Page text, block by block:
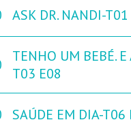
ASK DR. NANDI-
TENHO UM BEBÉ. E
T03 E08
SAÚDE EM DIA-T06